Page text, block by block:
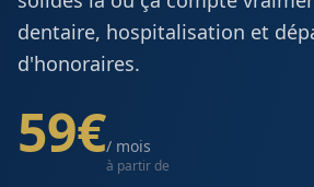
dentaire, hospitalisation et
d'honoraires.
59€/ mois
à partir de